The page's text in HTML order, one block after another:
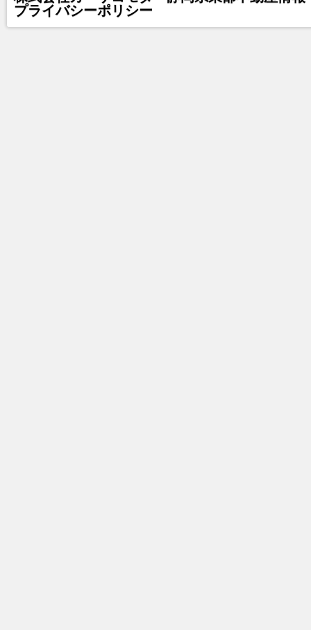
プライバシーポリシー